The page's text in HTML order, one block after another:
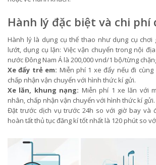
Hành lý đặc biệt và chi phí
Hành lý là dụng cụ thể thao như dụng cụ chơi
lướt, dụng cụ lặn: Việc vận chuyển trong nội
nước Đông Nam Á là 200,000 vnd/1 bộ/từng
Xe đẩy trẻ em: Miễn phí 1 xe đẩy nếu đi
chấp nhận vận chuyển với hình thức kí gửi.
Xe lăn, khung nạng: Miễn phí 1 xe lăn với
nhân, chấp nhận vận chuyển với hình thức kí gửi.
Đặt trước dịch vụ trước 24h so với giờ bay và
hoàn tất thủ tục đăng kí tốt nhất là 120 phút so